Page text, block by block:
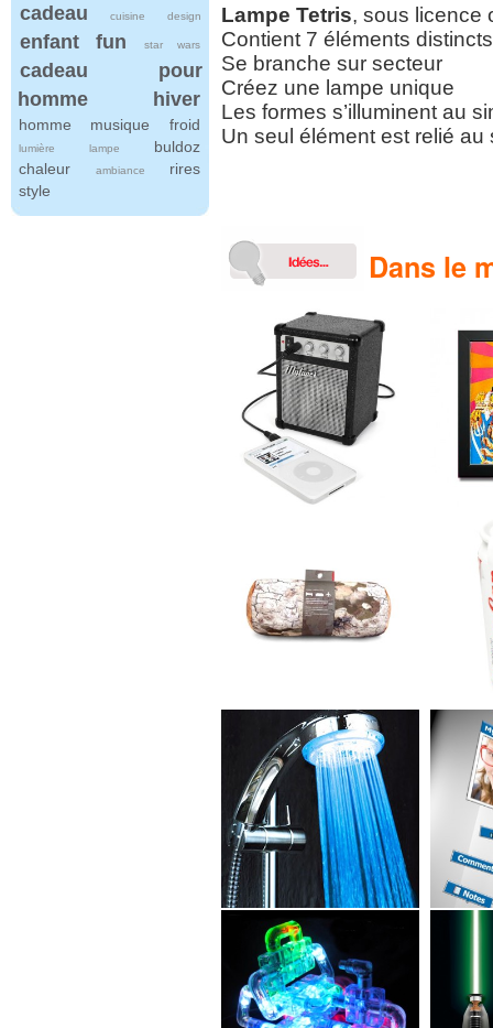
cadeau cuisine design
enfant fun star wars
cadeau pour
homme
hiver
homme musique froid
lumière lampe
buldoz
chaleur
ambiance
rires
style
Lampe Tetris, sous licence
Contient 7 éléments distincts
Se branche sur secteur
Créez une lampe unique
Les formes s’illuminent au
Un seul élément est relié au
Dans le